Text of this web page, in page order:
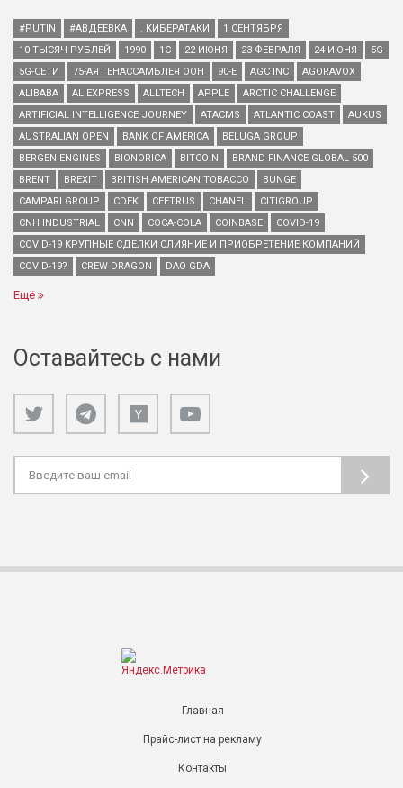
#PUTIN #АВДЕЕВКА . КИБЕРАТАКИ
1 СЕНТЯБРЯ
10 ТЫСЯЧ РУБЛЕЙ
1990 1С 22 ИЮНЯ 23 ФЕВРАЛЯ 24 ИЮНЯ
5G
5G-СЕТИ
75-АЯ ГЕНАССАМБЛЕЯ ООН 90-Е AGC INC
AGORAVOX
ALIBABA
ALIEXPRESS ALLTECH APPLE
ARCTIC CHALLENGE
ARTIFICIAL INTELLIGENCE JOURNEY
ATACMS ATLANTIC COAST
AUKUS
AUSTRALIAN OPEN
BANK OF AMERICA
BELUGA GROUP
BERGEN ENGINES
BIONORICA BITCOIN
BRAND FINANCE GLOBAL 500
BRENT
BREXIT BRITISH AMERICAN TOBACCO
BUNGE
CAMPARI GROUP
CDEK CEETRUS CHANEL
CITIGROUP
CNH INDUSTRIAL
CNN COCA-COLA COINBASE
COVID-19
COVID-19 КРУПНЫЕ СДЕЛКИ СЛИЯНИЕ И ПРИОБРЕТЕНИЕ КОМПАНИЙ
COVID-19?
CREW DRAGON DAO GDA
Ещё
Оставайтесь с нами
Главная
Прайс-лист на рекламу
Контакты